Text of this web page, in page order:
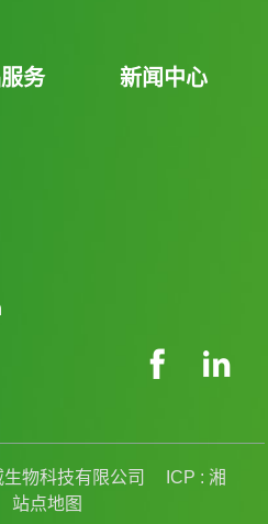
务 新闻中心
物科技有限公司 ICP : 湘
站点地图